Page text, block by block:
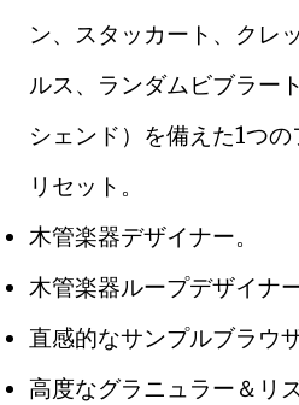
ン、スタッカート、クレ
ルス、ランダムビブラー
シェンド）を備えた1つ
リセット。
木管楽器デザイナー。
木管楽器ループデザイナー
直感的なサンプルブラウザ
高度なグラニュラー＆リ